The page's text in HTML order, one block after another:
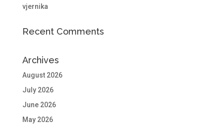
vjernika
Recent Comments
Archives
August 2026
July 2026
June 2026
May 2026